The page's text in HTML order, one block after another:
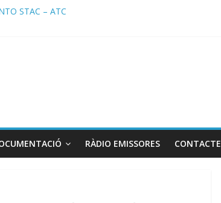
STAC – ATC
RÀDIO EMISSORES CONTACTE